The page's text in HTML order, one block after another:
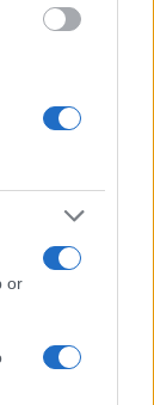
or
del